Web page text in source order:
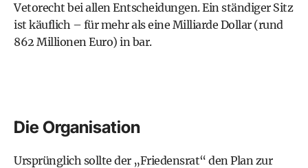
Vetorecht bei allen Entscheidungen. Ein ständiger Sitz
ist käuflich – für mehr als eine Milliarde Dollar (rund
862 Millionen Euro) in bar.
Die Organisation
Ursprünglich sollte der „Friedensrat“ den Plan zur